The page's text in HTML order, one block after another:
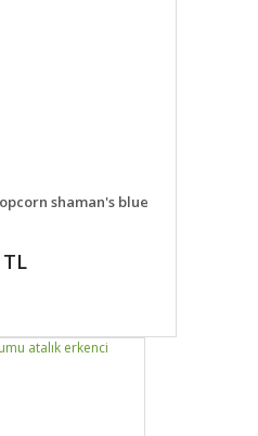
SEPETE EKLE
shaman's blue